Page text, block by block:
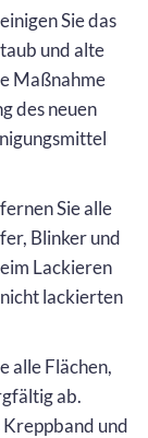
Sie das
und alte
Maßnahme
des neuen
Sie alle
Blinker und
Lackieren
lackierten
alle Flächen,
ab.
und